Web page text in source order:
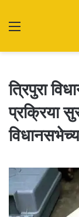
त्रिपुरा
प्रक्रिया